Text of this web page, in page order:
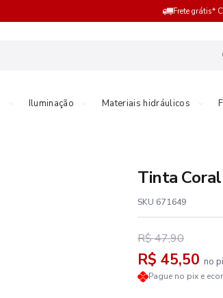
Frete grátis*
Iluminação Materiais hidráulicos
Tinta
SKU 671649
R$ 47,90
R$ 45,50 no
Pague no pix e